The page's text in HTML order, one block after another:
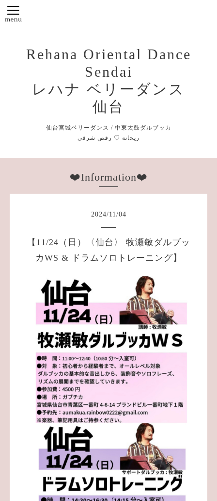
Rehana Oriental Dance
Sendai
レハナ ベリーダンス
仙台
仙台宮城ベリーダンス / 中東太鼓ダルブッカ
❤️Information❤️
2024/11 /04
【11/24（日）〈仙台〉 牧瀬敏ダルブッ
カWS & ドラムソロトレーニング】